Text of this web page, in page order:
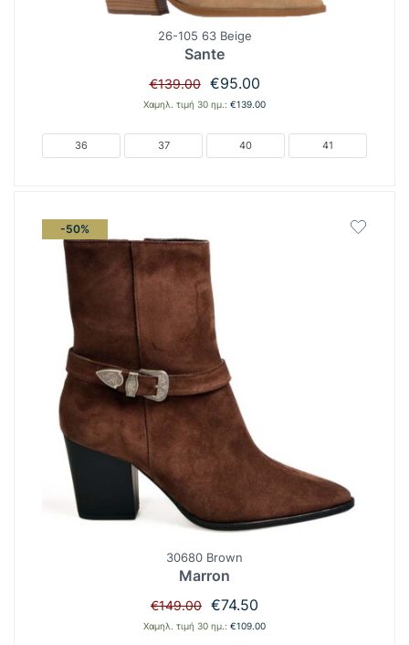
26-105 63 Beige
Sante
€139.00
Original
price
€139.00.
€95.00Η
τρέχουσα
€95.00.
Χαμηλ. τιμή 30 ημ.: €139.00
36 37 40 41
-50%
30680 Brown
Marron
€149.00 Original
price
€74.50
τρέχουσα
Χαμηλ. τιμή 30 ημ.: €109.00